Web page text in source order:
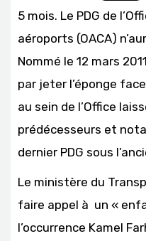
5 mois. Le PDG de
aéroports (OACA)
Nommé le 12 mars
par jeter l’éponge
au sein de l’Office
prédécesseurs et
dernier PDG sous
Le ministère du
faire appel à un «
l’occurrence Kamel